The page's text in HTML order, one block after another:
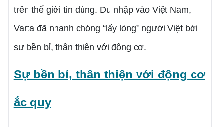
trên thế giới tin dùng. Du nhập vào Việt Nam,
Varta đã nhanh chóng “lấy lòng” người Việt bởi
sự bền bỉ, thân thiện với động cơ.
Sự bền bỉ, thân thiện với động cơ
ắc quy